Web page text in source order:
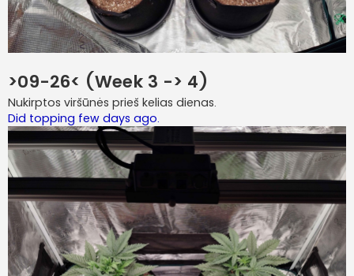
>09-26< (Week 3 -> 4)
Nukirptos viršūnės prieš kelias dienas.
Did topping few days ago.